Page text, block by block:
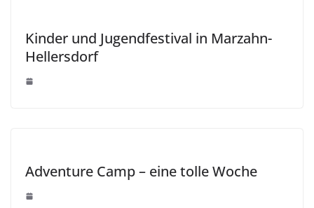
Kinder und Jugendfestival in Marzahn-
Hellersdorf
Adventure Camp – eine tolle Woche